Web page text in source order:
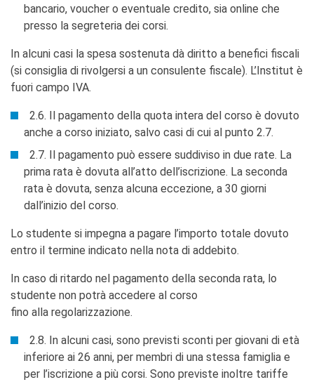
bancario, voucher o eventuale credito, sia online che
presso la segreteria dei corsi.
In alcuni casi la spesa sostenuta dà diritto a benefici fiscali
(si consiglia di rivolgersi a un consulente fiscale). L’Institut è
fuori campo IVA.
2.6. Il pagamento della quota intera del corso è dovuto
anche a corso iniziato, salvo casi di cui al punto 2.7.
2.7. Il pagamento può essere suddiviso in due rate. La
prima rata è dovuta all’atto dell’iscrizione. La seconda
rata è dovuta, senza alcuna eccezione, a 30 giorni
dall’inizio del corso.
Lo studente si impegna a pagare l’importo totale dovuto
entro il termine indicato nella nota di addebito.
In caso di ritardo nel pagamento della seconda rata, lo
studente non potrà accedere al corso
fino alla regolarizzazione.
2.8. In alcuni casi, sono previsti sconti per giovani di età
inferiore ai 26 anni, per membri di una stessa famiglia e
per l’iscrizione a più corsi. Sono previste inoltre tariffe